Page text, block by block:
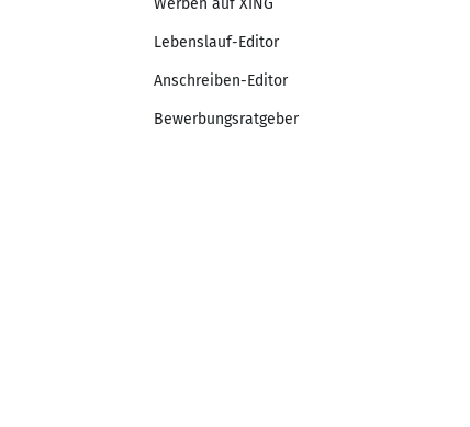
Werben auf XING
Lebenslauf-Editor
Anschreiben-Editor
Bewerbungsratgeber